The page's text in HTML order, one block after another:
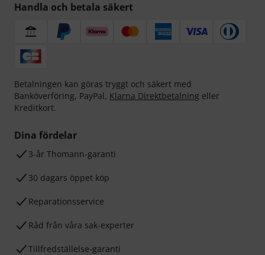
Handla och betala säkert
Betalningen kan göras tryggt och säkert med
Banköverföring, PayPal, Klarna Direktbetalning eller
Kreditkort.
Dina fördelar
3-år Thomann-garanti
30 dagars öppet köp
Reparationsservice
Råd från våra sak-experter
Tillfredställelse-garanti